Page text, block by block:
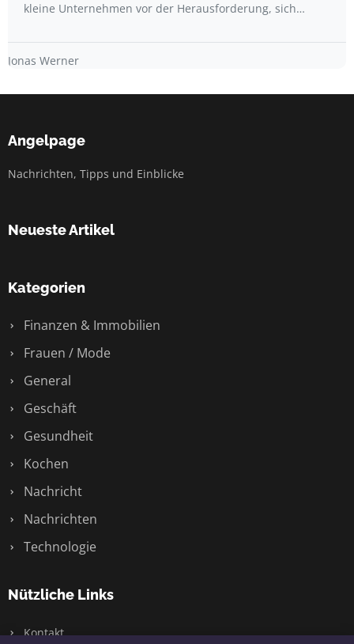
kleine Unternehmen vor der Herausforderung, sich…
Jonas Werner
Angelpage
Nachrichten, Tipps und Einblicke
Neueste Artikel
Kategorien
Finanzen & Immobilien
Frauen / Mode
General
Geschäft
Gesundheit
Kochen
Nachricht
Nachrichten
Technologie
Nützliche Links
Kontakt